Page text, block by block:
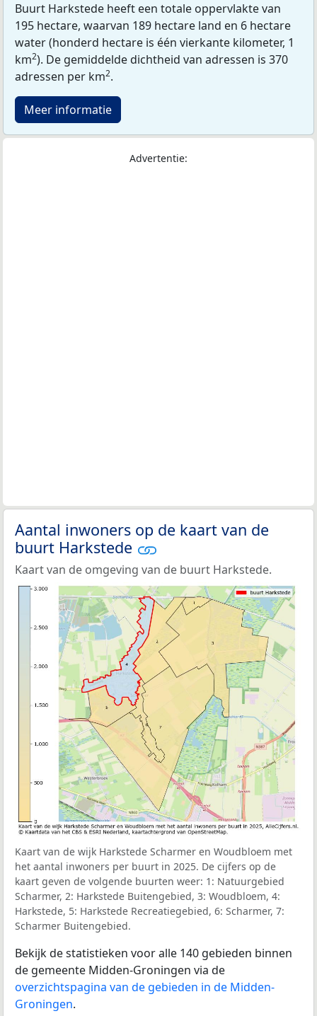
Buurt Harkstede heeft een totale oppervlakte van
195 hectare, waarvan 189 hectare land en 6 hectare
water (honderd hectare is één vierkante kilometer, 1
km2). De gemiddelde dichtheid van adressen is 370
adressen per km2.
Meer informatie
Advertentie:
Aantal inwoners op de kaart van de
buurt Harkstede
Kaart van de omgeving van de buurt Harkstede.
Kaart van de wijk Harkstede Scharmer en Woudbloem met
het aantal inwoners per buurt in 2025. De cijfers op de
kaart geven de volgende buurten weer: 1: Natuurgebied
Scharmer, 2: Harkstede Buitengebied, 3: Woudbloem, 4:
Harkstede, 5: Harkstede Recreatiegebied, 6: Scharmer, 7:
Scharmer Buitengebied.
Bekijk de statistieken voor alle 140 gebieden binnen
de gemeente Midden-Groningen via de
overzichtspagina van de gebieden in de Midden-
Groningen.